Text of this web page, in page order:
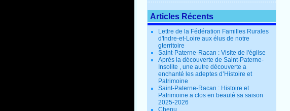
Articles Récents
Lettre de la Fédération Familles Rurales
d'Indre-et-Loire aux élus de notre
gterritoire
Saint-Paterne-Racan : Visite de l'église
Après la découverte de Saint-Paterne-
Insolite , une autre découverte a
enchanté les adeptes d’Histoire et
Patrimoine
Saint-Paterne-Racan : Histoire et
Patrimoine a clos en beauté sa saison
2025-2026